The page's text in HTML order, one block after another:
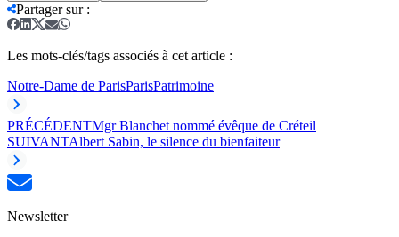
Partager sur:
Les mots-clés/tags associés à cet article :
Notre-Dame de ParisParisPatrimoine
PRÉCÉDENTMgr Blanchet nommé évêque de Créteil
SUIVANTAlbert Sabin, le silence du bienfaiteur
Newsletter